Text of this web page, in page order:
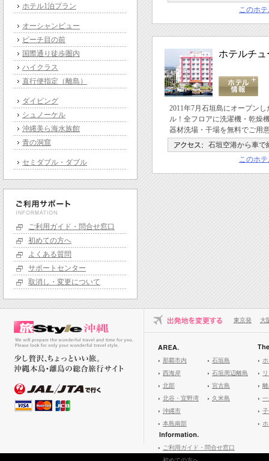
このホ
ホテルチ
2011年7月石垣島にオープン
ル！全フロアに洗濯機・乾燥
器材洗場・干場を無料でご用
石垣空港から車で
このホ
ホテル1泊プラン
オーシャンビュー
ビーチ目の前
国際通り徒歩圏内
ハイクラス
直行便指定（離島）
ダイビング
シュノーケル
沖縄美ら海水族館
青の洞窟
セミダブル・ダブル
ご利用ガイド・問合せ窓口
初めての方へ
よくある質問
サポートセンター
取消し・変更について
東京発 大
那覇市内
西海岸
北部
北谷・宜野湾
沖縄市
本島南部
石垣島
石垣周辺離島
宮古島
久米島
ご利用ガイド・問合せ窓口